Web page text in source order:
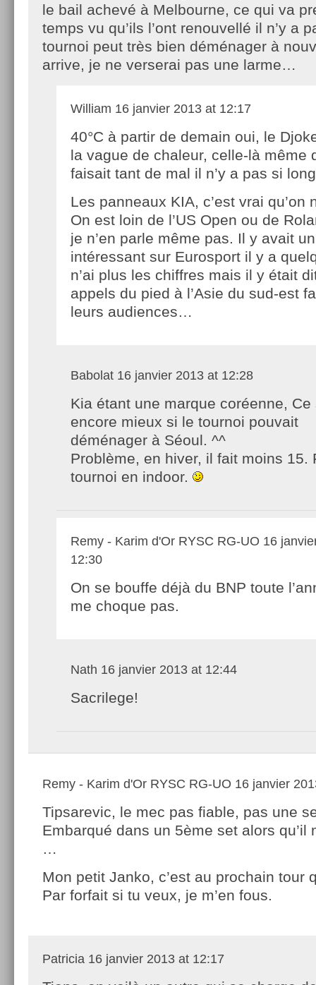
le bail achevé à Melbourne, ce qui va
temps vu qu’ils l’ont renouvellé il n’y a
tournoi peut très bien déménager à
arrive, je ne verserai pas une larme…
William 16 janvier 2013 at 12:17
40°C à partir de demain oui, le
la vague de chaleur, celle-là même
faisait tant de mal il n’y a pas si
Les panneaux KIA, c’est vrai qu’on
On est loin de l’US Open ou de
je n’en parle même pas. Il y avait
intéressant sur Eurosport il y a
n’ai plus les chiffres mais il y était
appels du pied à l’Asie du sud-est
leurs audiences…
Babolat 16 janvier 2013 at 12:28
Kia étant une marque coréenne, Ce
encore mieux si le tournoi pouvait
déménager à Séoul. ^^
Problème, en hiver, il fait moins 15.
tournoi en indoor.
Remy - Karim d'Or RYSC RG-UO 16
12:30
On se bouffe déjà du BNP toute
me choque pas.
Nath 16 janvier 2013 at 12:44
Sacrilege!
Remy - Karim d'Or RYSC RG-UO 16 janvier
Tipsarevic, le mec pas fiable, pas une
Embarqué dans un 5ème set alors qu’il
…
Mon petit Janko, c’est au prochain tour
Par forfait si tu veux, je m’en fous.
Patricia 16 janvier 2013 at 12:17